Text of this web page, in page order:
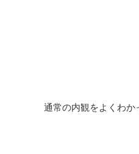
通常の内観をよくわか